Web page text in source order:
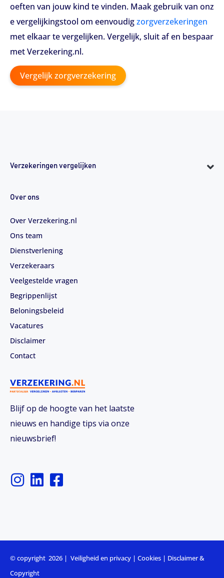
oeften van jouw kind te vinden. Maak gebruik van onz
e vergelijkingstool om eenvoudigzorgverzekeringen
met elkaar te vergelijken. Vergelijk, sluit af en bespaar
met Verzekering.nl.
Vergelijk zorgverzekering
Blijf op de hoogte van het laatste
nieuws en handige tips via onze
nieuwsbrief!
I
n
g
r
L
i
d
i
F
a
o
o
Verzekeringen vergelijken
Over ons
Over Verzekering.nl
Ons team
Dienstverlening
Verzekeraars
Veelgestelde vragen
Begrippenlijst
Beloningsbeleid
Vacatures
Disclaimer
Contact
© copyright 2026 | Veiligheid en privacy | Cookies | Disclaimer &
Copyright